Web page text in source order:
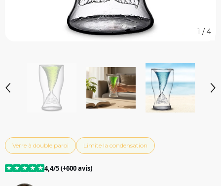
1 / 4
Verre à double paroi Limite la condensation
★ ★ ★ ★ ★4,4/5 (+600 avis)